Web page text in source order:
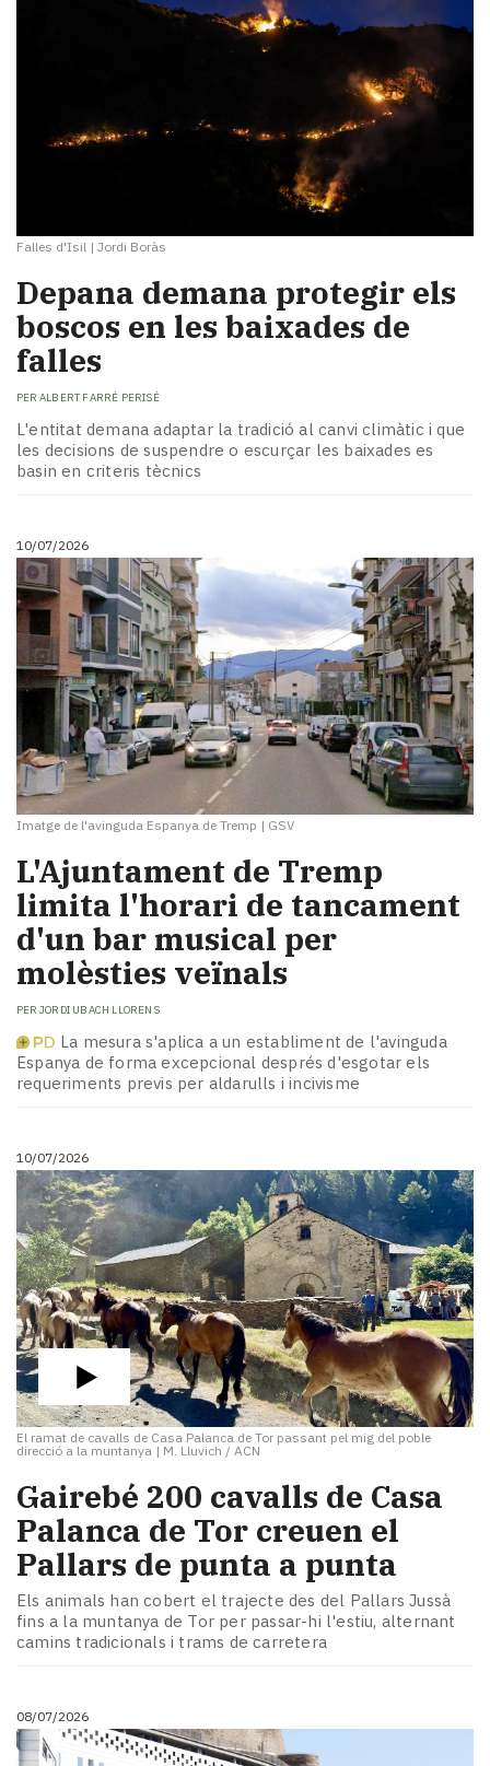
Falles d'Isil | Jordi Boràs
Depana demana protegir els
boscos en les baixades de
falles
PER ALBERT FARRÉ PERISÉ
L'entitat demana adaptar la tradició al canvi climàtic i que
les decisions de suspendre o escurçar les baixades es
basin en criteris tècnics
10/07/2026
Imatge de l'avinguda Espanya de Tremp | GSV
​L'Ajuntament de Tremp
limita l'horari de tancament
d'un bar musical per
molèsties veïnals
PER JORDI UBACH LLORENS
La mesura s'aplica a un establiment de l'avinguda
Espanya de forma excepcional després d'esgotar els
requeriments previs per aldarulls i incivisme
10/07/2026
El ramat de cavalls de Casa Palanca de Tor passant pel mig del poble
direcció a la muntanya | M. Lluvich / ACN
Gairebé 200 cavalls de Casa
Palanca de Tor creuen el
Pallars de punta a punta
Els animals han cobert el trajecte des del Pallars Jussà
fins a la muntanya de Tor per passar-hi l'estiu, alternant
camins tradicionals i trams de carretera
08/07/2026